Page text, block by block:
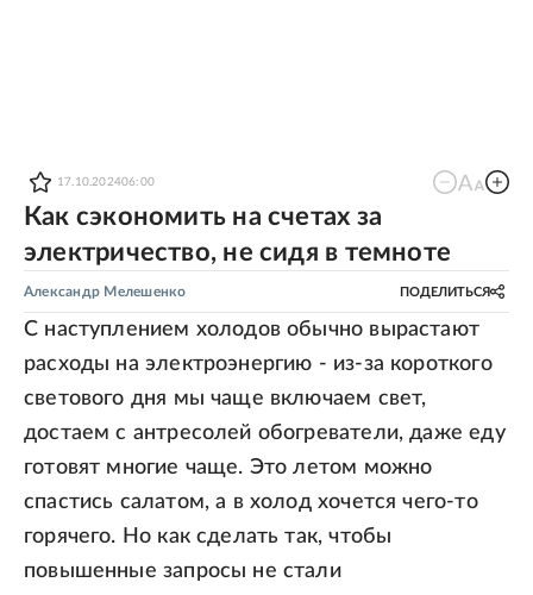
17.10.202406:00
Как сэкономить на счетах за
электричество, не сидя в темноте
Александр Мелешенко ПОДЕЛИТЬСЯ
С наступлением холодов обычно вырастают
расходы на электроэнергию - из-за короткого
светового дня мы чаще включаем свет,
достаем с антресолей обогреватели, даже еду
готовят многие чаще. Это летом можно
спастись салатом, а в холод хочется чего-то
горячего. Но как сделать так, чтобы
повышенные запросы не стали